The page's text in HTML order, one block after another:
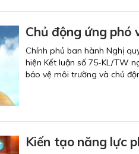
Chủ động ứng phó
Chính phủ ban hành Nghị
hiện Kết luận số 75-KL/TW
bảo vệ môi trường và chủ
Kiến tạo năng lực